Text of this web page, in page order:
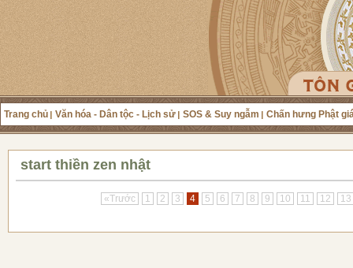
Trang chủ Văn hóa - Dân tộc - Lịch sử SOS & Suy ngẫm Chấn hưng Phật
start thiền zen nhật
«Trước 1 2 3 4 5 6 7 8 9 10 11 12 13